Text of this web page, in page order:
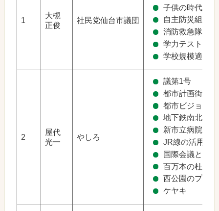
1
大槻
正俊
社民党仙台市議団
子供の時代か
自主防災組織
消防救急隊の
学力テストの
学校規模適正
2
屋代
光一
やしろ
議第1号
都市計画街路
都市ビジョン
地下鉄南北・
新市立病院
JR線の活用と
国際会議と能
百万本の杜づ
西公園のプラ
ケヤキ